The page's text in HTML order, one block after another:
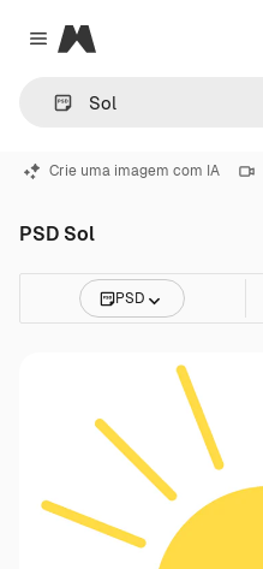
Close menu
Magnific
Crie uma imagem com IA
PSD Sol
PSD